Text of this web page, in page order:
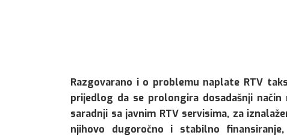
Razgovarano i o problemu naplate RTV
prijedlog da se prolongira dosadašnji
saradnji sa javnim RTV servisima, za
njihovo dugoročno i stabilno